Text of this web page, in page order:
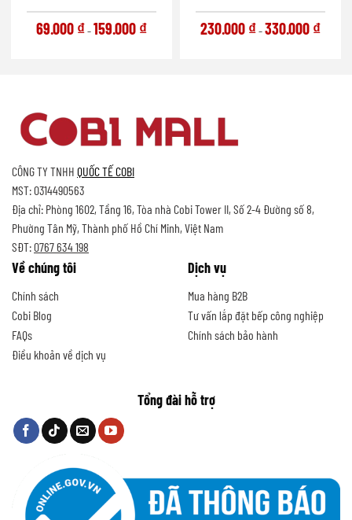
69.000 ₫–159.000 ₫ 230.000 ₫–330.000 ₫
CÔNG TY TNHH QUỐC TẾ COBI
MST: 0314490563
Địa chỉ: Phòng 1602, Tầng 16, Tòa nhà Cobi Tower II, Số 2-4 Đường số 8,
Phường Tân Mỹ, Thành phố Hồ Chí Minh, Việt Nam
SĐT:0767 634 198
Về chúng tôi
Chính sách
Cobi Blog
FAQs
Điều khoản về dịch vụ
Dịch vụ
Mua hàng B2B
Tư vấn lắp đặt bếp công nghiệp
Chính sách bảo hành
Tổng đài hỗ trợ